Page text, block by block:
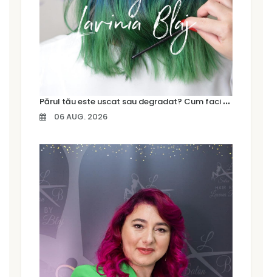
P
ărul tău este uscat sau degradat? Cum faci diferența și ce tratament are nevoie
06 AUG. 2026